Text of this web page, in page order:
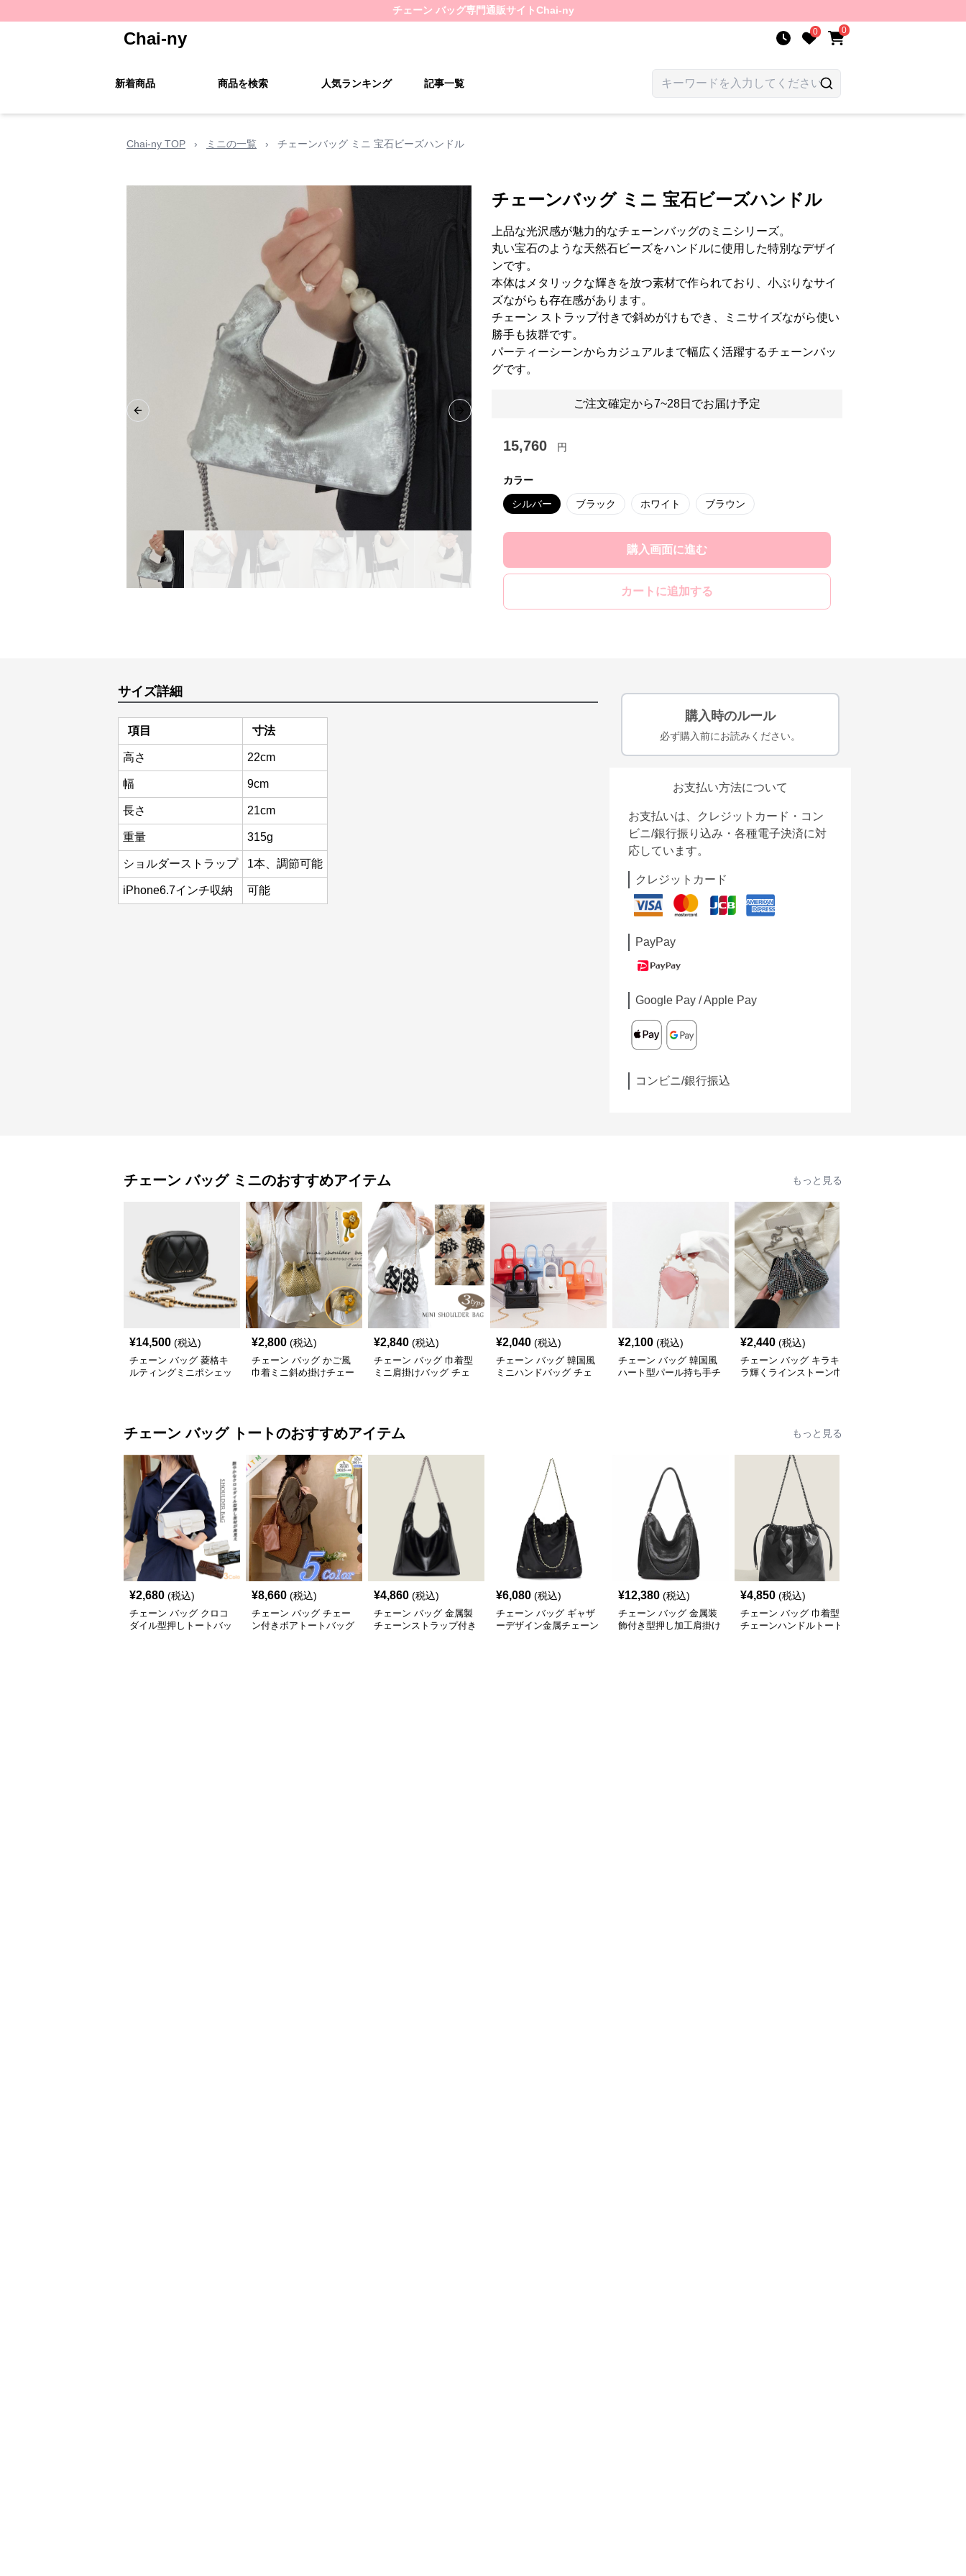
チェーン バッグ専門通販サイトChai-ny
Chai-ny 0 0
新着商品 商品を検索 人気ランキング 記事一覧
Chai-ny TOP › ミニの一覧 › チェーンバッグ ミニ 宝石ビーズハンドル
Previous slide Next slide
チェーンバッグ ミニ 宝石ビーズハンドル
上品な光沢感が魅力的なチェーンバッグのミニシリーズ。
丸い宝石のような天然石ビーズをハンドルに使用した特別なデザイ
ンです。
本体はメタリックな輝きを放つ素材で作られており、小ぶりなサイ
ズながらも存在感があります。
チェーン ストラップ付きで斜めがけもでき、ミニサイズながら使い
勝手も抜群です。
パーティーシーンからカジュアルまで幅広く活躍するチェーンバッ
グです。
ご注文確定から7~28日でお届け予定
15,760 円
カラー
シルバー ブラック ホワイト ブラウン
購入画面に進む
カートに追加する
サイズ詳細
項目 寸法
高さ 22cm
幅 9cm
長さ 21cm
重量 315g
ショルダーストラップ 1本、調節可能
iPhone6.7インチ収納 可能
購入時のルール
必ず購入前にお読みください。
お支払い方法について
お支払いは、クレジットカード・コン
ビニ/銀行振り込み・各種電子決済に対
応しています。
クレジットカード
PayPay
Google Pay / Apple Pay
コンビニ/銀行振込
チェーン バッグ ミニのおすすめアイテム もっと見る
¥14,500 (税込)
チェーン バッグ 菱格キ
ルティングミニポシェッ
¥2,800 (税込)
チェーン バッグ かご風
巾着ミニ斜め掛けチェー
¥2,840 (税込)
チェーン バッグ 巾着型
ミニ肩掛けバッグ チェ
¥2,040 (税込)
チェーン バッグ 韓国風
ミニハンドバッグ チェ
¥2,100 (税込)
チェーン バッグ 韓国風
ハート型パール持ち手チ
¥2,440 (税込)
チェーン バッグ キラキ
ラ輝くラインストーン巾
チェーン バッグ トートのおすすめアイテム もっと見る
¥2,680 (税込)
チェーン バッグ クロコ
ダイル型押しトートバッ
¥8,660 (税込)
チェーン バッグ チェー
ン付きボアトートバッグ
¥4,860 (税込)
チェーン バッグ 金属製
チェーンストラップ付き
¥6,080 (税込)
チェーン バッグ ギャザ
ーデザイン金属チェーン
¥12,380 (税込)
チェーン バッグ 金属装
飾付き型押し加工肩掛け
¥4,850 (税込)
チェーン バッグ 巾着型
チェーンハンドルトート